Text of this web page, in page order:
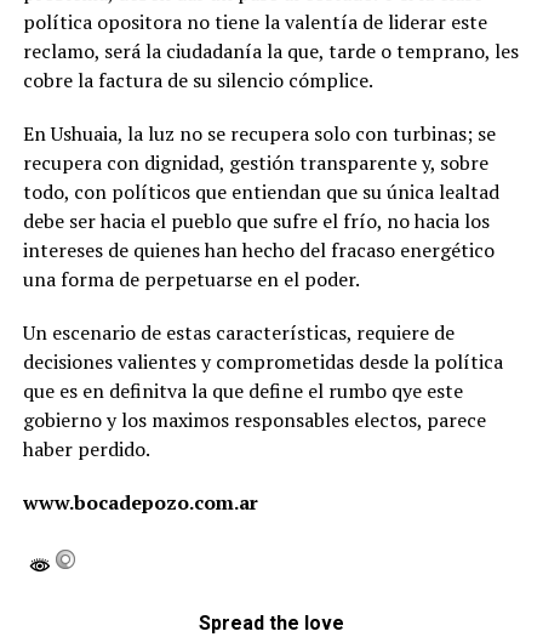
política opositora no tiene la valentía de liderar este
reclamo, será la ciudadanía la que, tarde o temprano, les
cobre la factura de su silencio cómplice.
En Ushuaia, la luz no se recupera solo con turbinas; se
recupera con dignidad, gestión transparente y, sobre
todo, con políticos que entiendan que su única lealtad
debe ser hacia el pueblo que sufre el frío, no hacia los
intereses de quienes han hecho del fracaso energético
una forma de perpetuarse en el poder.
Un escenario de estas características, requiere de
decisiones valientes y comprometidas desde la política
que es en definitva la que define el rumbo qye este
gobierno y los maximos responsables electos, parece
haber perdido.
www.bocadepozo.com.ar
Spread the love